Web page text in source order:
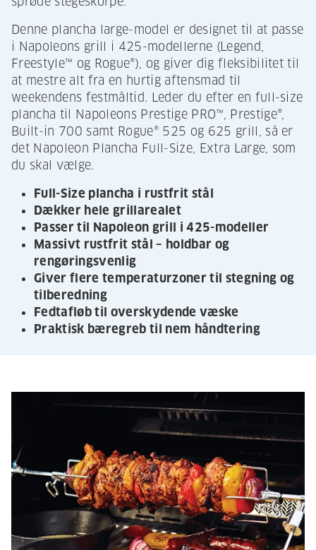
Denne plancha large-model er designet til at passe
i Napoleons grill i 425-modellerne (Legend,
Freestyle™ og Rogue®), og giver dig fleksibilitet til
at mestre alt fra en hurtig aftensmad til
weekendens festmåltid. Leder du efter en full-size
plancha til Napoleons Prestige PRO™, Prestige®,
Built-in 700 samt Rogue® 525 og 625 grill, så er
det Napoleon Plancha Full-Size, Extra Large, som
du skal vælge.
Full-Size plancha i rustfrit stål
Dækker hele grillarealet
Passer til Napoleon grill i 425-modeller
Massivt rustfrit stål – holdbar og
rengøringsvenlig
Giver flere temperaturzoner til stegning og
tilberedning
Fedtafløb til overskydende væske
Praktisk bæregreb til nem håndtering